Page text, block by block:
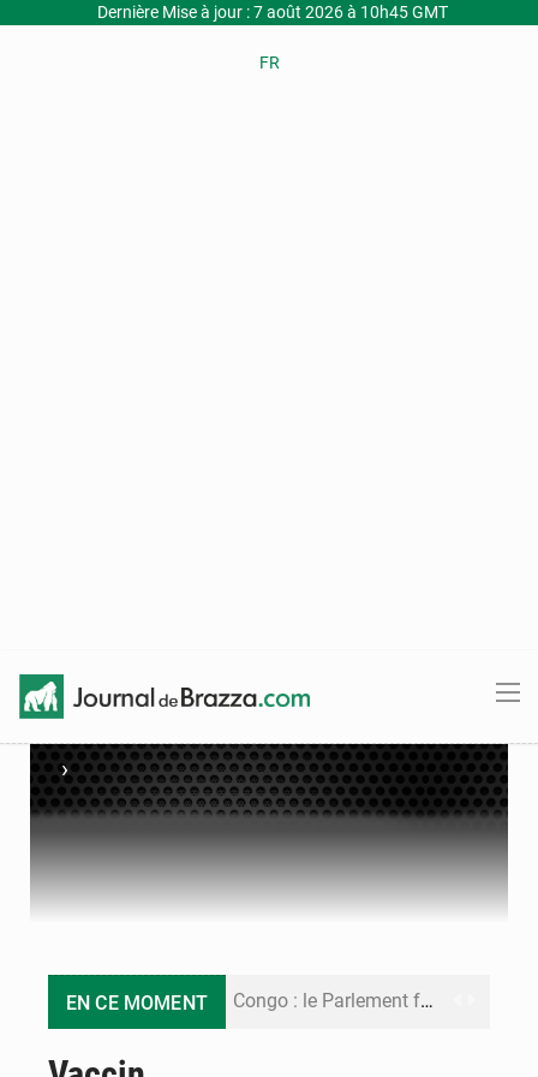
Dernière Mise à jour : 7 août 2026 à 10h45 GMT
FR
›
EN CE MOMENT Congo : le Parlement formule 28 recommandations sur le Cadre budgétaire 2027-2029